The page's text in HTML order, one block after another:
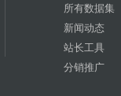
所有数据集
新闻动态
站长工具
分销推广